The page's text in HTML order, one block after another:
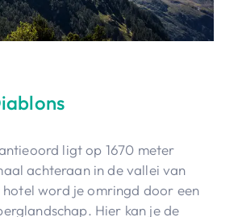
ligt op 1670 meter
achteraan in de vallei van
hotel word je omringd door een
Hier kan je de